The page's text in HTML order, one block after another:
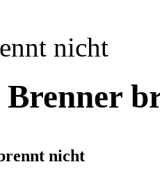
nicht
Brenner
nicht